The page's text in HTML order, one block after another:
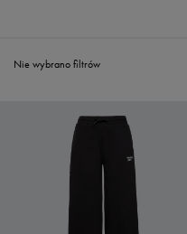
Nie wybrano filtrów